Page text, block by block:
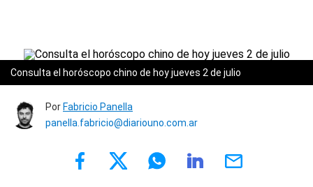
Consulta el horóscopo chino de hoy jueves 2 de julio
Por Fabricio Panella
panella.fabricio@diariouno.com.ar